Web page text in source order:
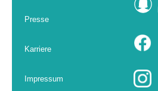
Presse
Karriere
Impressum